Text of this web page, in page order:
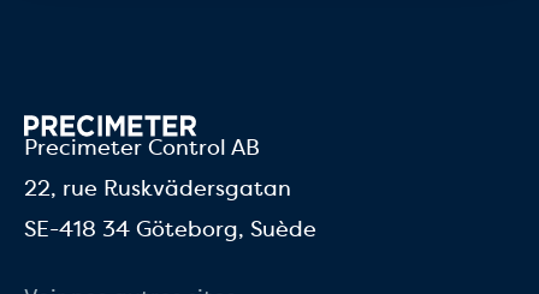
Precimeter Control AB
22, rue Ruskvädersgatan
SE-418 34 Göteborg, Suède